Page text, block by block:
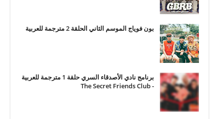
بون فوياج الموسم الثاني الحلقة 2 مترجمة للعربية
برنامج نادي الأصدقاء السري حلقة 1 مترجمة للعربية
- The Secret Friends Club